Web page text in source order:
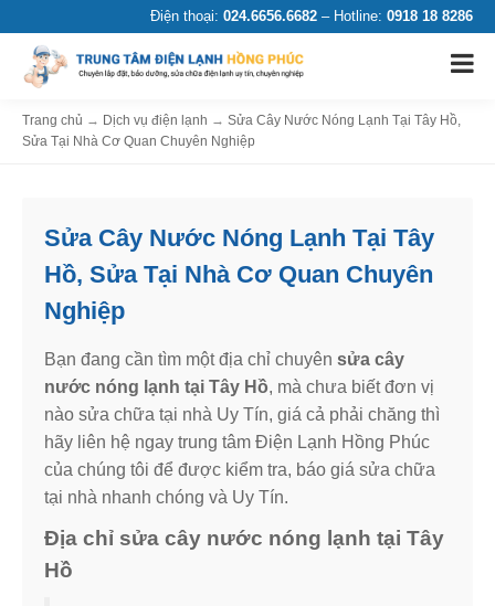
Điện thoại: 024.6656.6682 – Hotline: 0918 18 8286
Trang chủ → Dịch vụ điện lạnh → Sửa Cây Nước Nóng Lạnh Tại Tây Hồ,
Sửa Tại Nhà Cơ Quan Chuyên Nghiệp
Sửa Cây Nước Nóng Lạnh Tại Tây
Hồ, Sửa Tại Nhà Cơ Quan Chuyên
Nghiệp
Bạn đang cần tìm một địa chỉ chuyên sửa cây
nước nóng lạnh tại Tây Hồ, mà chưa biết đơn vị
nào sửa chữa tại nhà Uy Tín, giá cả phải chăng thì
hãy liên hệ ngay trung tâm Điện Lạnh Hồng Phúc
của chúng tôi để được kiểm tra, báo giá sửa chữa
tại nhà nhanh chóng và Uy Tín.
Địa chỉ sửa cây nước nóng lạnh tại Tây
Hồ